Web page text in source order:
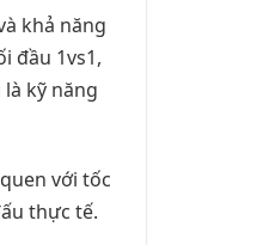
khả năng
đầu 1vs1,
kỹ năng
với tốc
thực tế.